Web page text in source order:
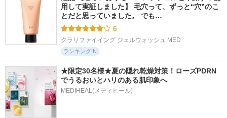
用して実証しました】 毛穴って、ずっと“穴”のこ
とだと思っていました。 でも…
6
クラリファイイング ジェルウォッシュ MED
ランキングIN
★限定30名様★夏の隠れ乾燥対策！ローズPDRN
でうるおいとハリのある肌印象へ
MEDIHEAL(メディヒール)